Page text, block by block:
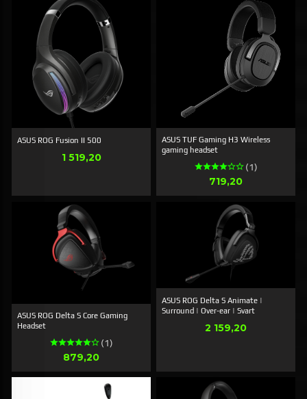
ASUS ROG Fusion II 500
Pris
1 519,20
ASUS TUF Gaming H3 Wireless
gaming headset
(1)
Pris
719,20
ASUS ROG Delta S Core Gaming
Headset
(1)
Pris
879,20
ASUS ROG Delta S Animate |
Surround | Over-ear | Svart
Pris
2 159,20